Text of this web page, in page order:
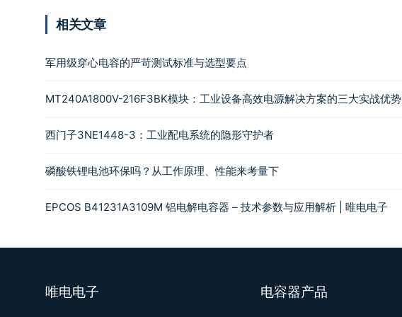
相关文章
军用级穿心电容的严苛测试标准与选型要点
MT240A1800V-216F3BK模块：工业设备高效电源解决方案的三大实战优势
西门子3NE1448-3：工业配电系统的隐形守护者
磷酸铁锂电池环保吗？从工作原理、性能来考量下
EPCOS B41231A3109M 铝电解电容器 – 技术参数与应用解析 | 唯电电子
唯电电子 电容器产品